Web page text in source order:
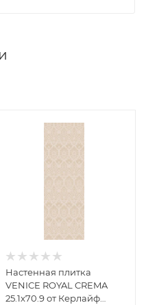
Настенная плитка
VENICE ROYAL CREMA
25.1x70.9 от Керлайф